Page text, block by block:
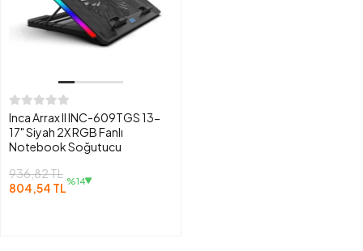
Inca Arrax II INC-609TGS 13-
17" Siyah 2X RGB Fanlı
Notebook Soğutucu
936,82 TL
804,54 TL%14